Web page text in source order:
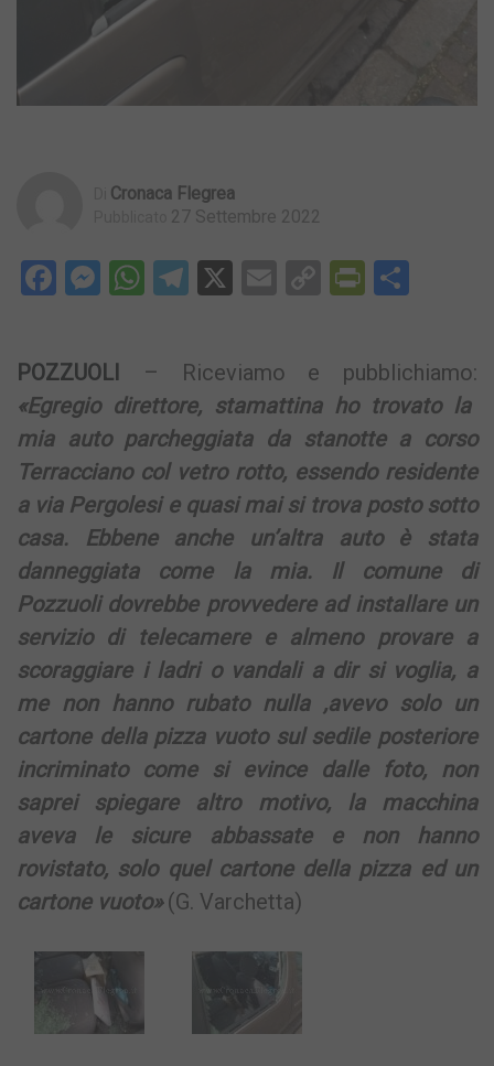
Cronaca Flegrea
27 Settembre 2022
Facebook
Messenger
WhatsApp
Telegram
X EmailCopy
POZZUOLI
– Riceviamo e pubblichiamo:
«Egregio direttore, stamattina ho trovato la
mia auto parcheggiata da stanotte a corso
Terracciano col vetro rotto, essendo residente
a via Pergolesi e quasi mai si trova posto sotto
casa. Ebbene anche un’altra auto è stata
danneggiata come la mia. Il comune di
Pozzuoli dovrebbe provvedere ad installare un
servizio di telecamere e almeno provare a
scoraggiare i ladri o vandali a dir si voglia, a
me non hanno rubato nulla ,avevo solo un
cartone della pizza vuoto sul sedile posteriore
incriminato come si evince dalle foto, non
saprei spiegare altro motivo, la macchina
aveva le sicure abbassate e non hanno
rovistato, solo quel cartone della pizza ed un
cartone vuoto»(G. Varchetta)